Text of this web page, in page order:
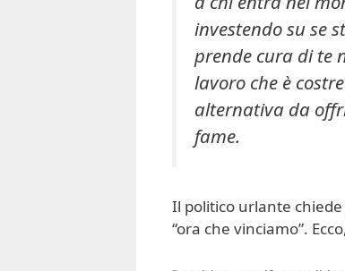
investendo su se
prende cura di te
lavoro che è
alternativa da
fame.
Il politico urlante
“ora che vinciamo”.